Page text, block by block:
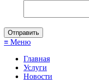
≡ Меню
Главная
Услуги
Новости